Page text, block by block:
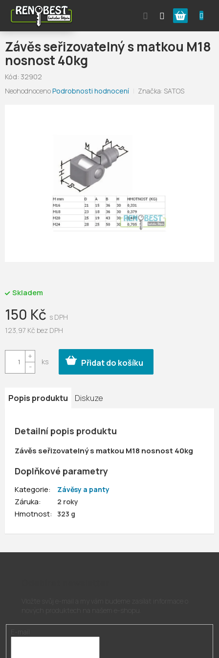
obsah
Nákupní
košík
Závěs seřizovatelný s matkou M18
nosnost 40kg
Kód: 32902
Průměrné
NeohodnocenoPodrobnosti hodnocení Značka: SATOS
150 Kč
123,97 Kč bez DPH
cena:
Skladem
Přidat do košíku
Popis produktu Diskuze
Detailní popis produktu
Závěs seřizovatelný s matkou M18 nosnost 40kg
Doplňkové parametry
Kategorie: Závěsy a panty
Záruka: 2 roky
Hmotnost: 323 g